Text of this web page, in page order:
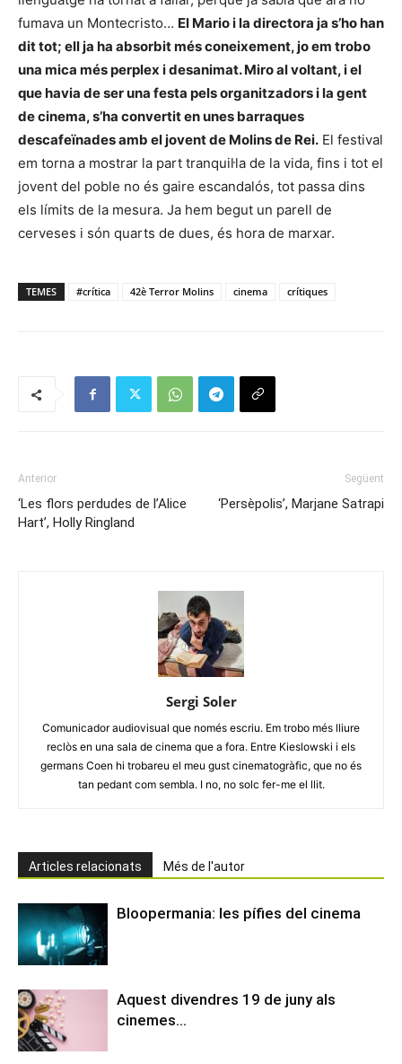
fumava un Montecristo… El Mario i la directora ja s’ho han
dit tot; ell ja ha absorbit més coneixement, jo em trobo
una mica més perplex i desanimat. Miro al voltant, i el
que havia de ser una festa pels organitzadors i la gent
de cinema, s’ha convertit en unes barraques
descafeïnades amb el jovent de Molins de Rei. El festival
em torna a mostrar la part tranquil·la de la vida, fins i tot el
jovent del poble no és gaire escandalós, tot passa dins
els límits de la mesura. Ja hem begut un parell de
cerveses i són quarts de dues, és hora de marxar.
TEMES #crítica 42è Terror Molins cinema crítiques
Anterior
‘Les flors perdudes de l’Alice
Hart’, Holly Ringland
Següent
‘Persèpolis’, Marjane Satrapi
Sergi Soler
Comunicador audiovisual que només escriu. Em trobo més lliure
reclòs en una sala de cinema que a fora. Entre Kieslowski i els
germans Coen hi trobareu el meu gust cinematogràfic, que no és
tan pedant com sembla. I no, no solc fer-me el llit.
Articles relacionats Més de l'autor
Bloopermania: les pífies del cinema
Aquest divendres 19 de juny als
cinemes…